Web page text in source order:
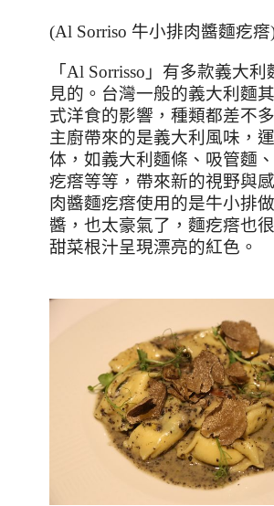
(Al Sorriso 牛小排肉醬麵疙瘩
「 Al Sorrisso 」有多款義大利
見的。台灣一般的義大利麵
式洋食的影響，種類都差不
主廚帶來的是義大利風味，
体，如義大利麵條、吸管麵
疙瘩等等，帶來新的視野與
肉醬麵疙瘩使用的是牛小排
醬，也太豪氣了，麵疙瘩也很
甜菜根汁呈現漂亮的紅色。